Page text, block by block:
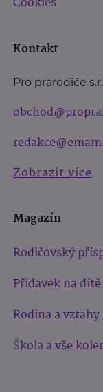
Kontakt
Pro prarodiče
Zobrazit více
Magazín
Rodičovský
Přídavek na dítě
Rodina a vztahy
Škola a vše